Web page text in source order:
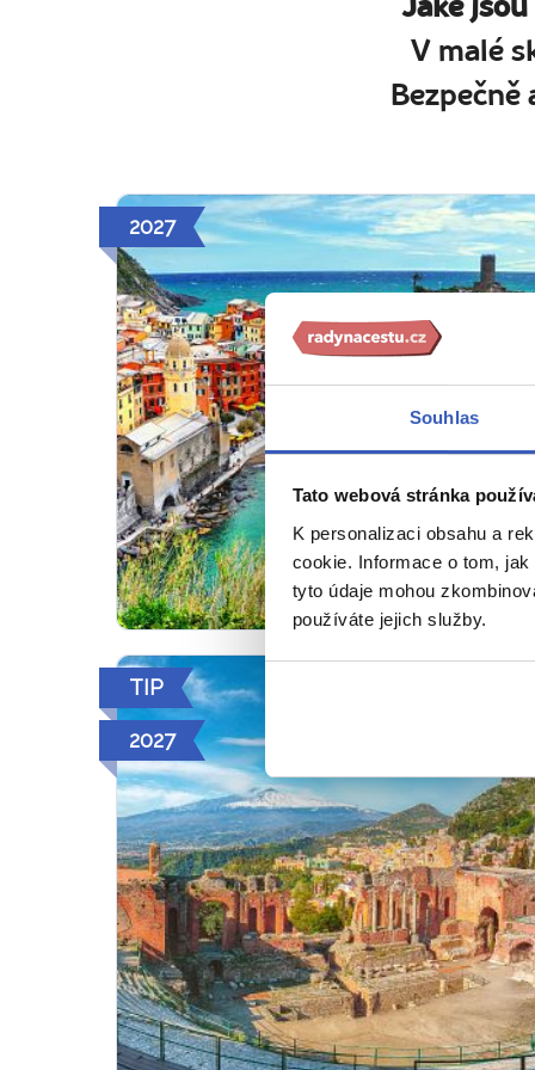
Souhlas
Tato webová stránka
K personalizaci obsahu a
cookie. Informace o tom,
tyto údaje mohou
používáte jejich služby.
Jaké
V malé
2027
TIP
2027